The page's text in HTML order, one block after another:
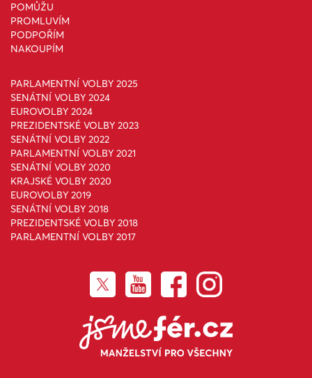
POMŮŽU
PROMLUVÍM
PODPOŘÍM
NAKOUPÍM
PARLAMENTNÍ VOLBY 2025
SENÁTNÍ VOLBY 2024
EUROVOLBY 2024
PREZIDENTSKÉ VOLBY 2023
SENÁTNÍ VOLBY 2022
PARLAMENTNÍ VOLBY 2021
SENÁTNÍ VOLBY 2020
KRAJSKÉ VOLBY 2020
EUROVOLBY 2019
SENÁTNÍ VOLBY 2018
PREZIDENTSKÉ VOLBY 2018
PARLAMENTNÍ VOLBY 2017